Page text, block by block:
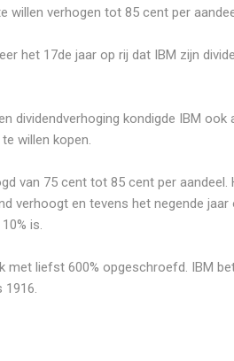
willen verhogen tot 85 cent per
het 17de jaar op rij dat IBM zijn
dividendverhoging kondigde IBM ook
willen kopen.
van 75 cent tot 85 cent per aandeel.
verhoogt en tevens het negende jaar
is.
met liefst 600% opgeschroefd. IBM